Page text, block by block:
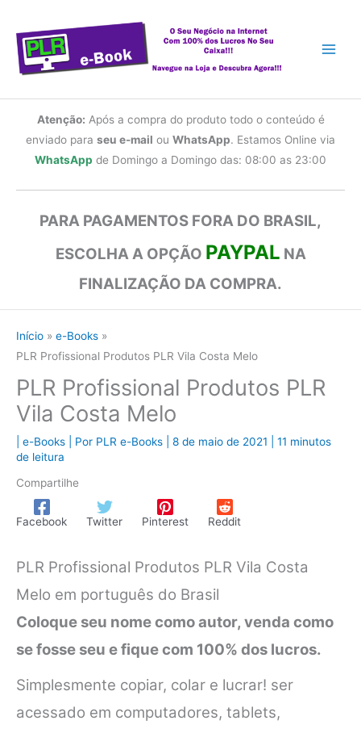
conteúdo
Atenção: Após a compra do produto todo o conteúdo é
enviado para seu e-mail ou WhatsApp. Estamos Online via
WhatsApp de Domingo a Domingo das: 08:00 as 23:00
PARA PAGAMENTOS FORA DO BRASIL,
ESCOLHA A OPÇÃO PAYPAL NA
FINALIZAÇÃO DA COMPRA.
Início
e-Books
PLR Profissional Produtos PLR Vila Costa Melo
PLR Profissional Produtos PLR
Vila Costa Melo
e-Books | Por PLR e-Books 8 de maio de 2021
11 minutos
de leitura
Compartilhe
Facebook Twitter Pinterest Reddit
PLR Profissional Produtos PLR Vila Costa
Melo em português do Brasil
Coloque seu nome como autor, venda como
se fosse seu e fique com 100% dos lucros.
Simplesmente copiar, colar e lucrar! ser
acessado em computadores, tablets,